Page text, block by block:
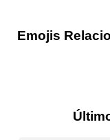
Emojis